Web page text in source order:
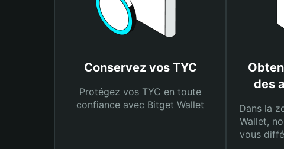
Conservez vos TYC
Protégez vos TYC en toute
confiance avec Bitget Wallet
des
Dans la
Wallet,
vous